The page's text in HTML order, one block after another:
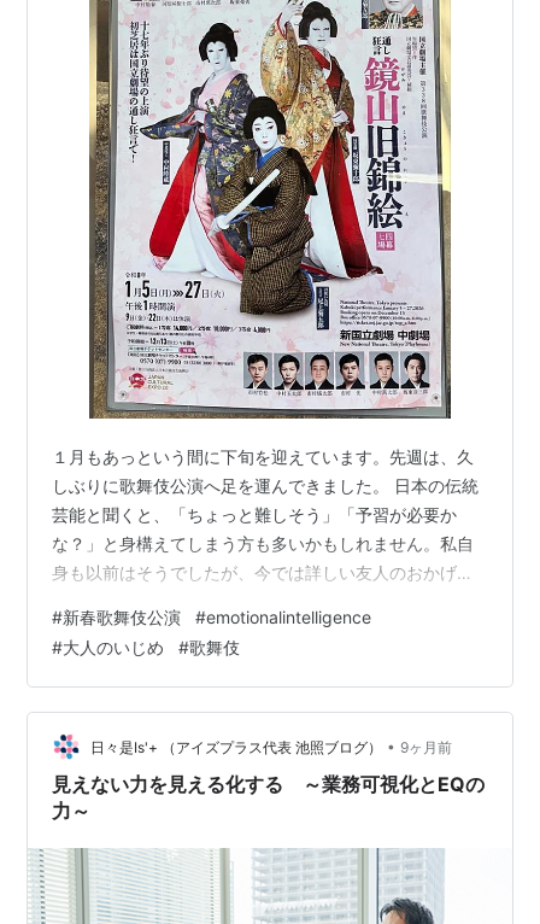
１月もあっという間に下旬を迎えています。先週は、久
しぶりに歌舞伎公演へ足を運んできました。 日本の伝統
芸能と聞くと、「ちょっと難しそう」「予習が必要か
な？」と身構えてしまう方も多いかもしれません。私自
身も以前はそうでしたが、今では詳しい友人のおかげも
めて感じたのは、「時代が変わっても、人間の悩みは驚
くほど変わっていない」ということでした。 今日は、歌
舞伎と現代社会における「大人のいじめ」。一見つなが
らなさそうな、この二つの意外な共通点について書いて
みたいと思います。 ■歌舞伎の音声ガイドから流れてき
た「意外な言葉」 今回、私は音声ガイドを借り…
#新春歌舞伎公演 #emotionalintelligence
#大人のいじめ #歌舞伎
日々是Is'+ （アイズプラス代表 池照ブログ） • 9ヶ月前
見えない力を見える化する ～業務可視化とEQの
力～